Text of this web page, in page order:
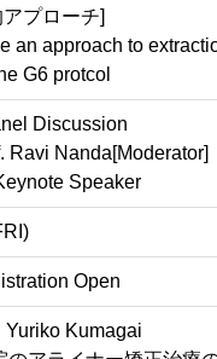
プローチ]
an approach to
G6 protcol
Discussion
Ravi Nanda[Moderator]
Speaker
Open
Yuriko Kumagai